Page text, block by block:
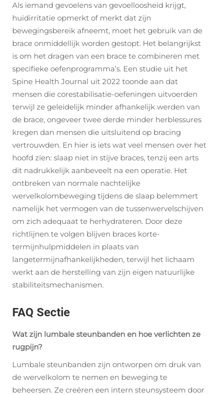
Als iemand gevoelens van gevoelloosheid krijgt,
huidirritatie opmerkt of merkt dat zijn
bewegingsbereik afneemt, moet het gebruik van de
brace onmiddellijk worden gestopt. Het belangrijkst
is om het dragen van een brace te combineren met
specifieke oefenprogramma’s. Een studie uit het
Spine Health Journal uit 2022 toonde aan dat
mensen die corestabilisatie-oefeningen uitvoerden
terwijl ze geleidelijk minder afhankelijk werden van
de brace, ongeveer twee derde minder herblessures
kregen dan mensen die uitsluitend op bracing
vertrouwden. En hier is iets wat veel mensen over het
hoofd zien: slaap niet in stijve braces, tenzij een arts
dit nadrukkelijk aanbeveelt na een operatie. Het
ontbreken van normale nachtelijke
wervelkolombeweging tijdens de slaap belemmert
namelijk het vermogen van de tussenwervelschijven
om zich adequaat te herhydrateren. Door deze
richtlijnen te volgen blijven braces korte-
termijnhulpmiddelen in plaats van
langetermijnafhankelijkheden, terwijl het lichaam
werkt aan de herstelling van zijn eigen natuurlijke
stabiliteitsmechanismen.
FAQ Sectie
Wat zijn lumbale steunbanden en hoe verlichten ze
rugpijn?
Lumbale steunbanden zijn ontworpen om druk van
de wervelkolom te nemen en beweging te
beheersen. Ze creëren een intern steunsysteem door